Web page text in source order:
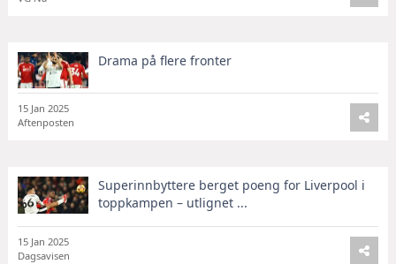
Drama på flere fronter
15 Jan 2025
Aftenposten
Superinnbyttere berget poeng for Liverpool i
toppkampen – utlignet ...
15 Jan 2025
Dagsavisen